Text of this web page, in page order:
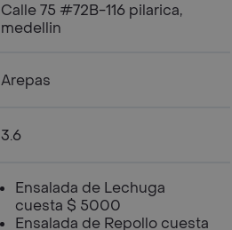
Calle 75 #72B-116 pilarica,
medellin
Arepas
3.6
Ensalada de Lechuga
cuesta $ 5000
Ensalada de Repollo cuesta